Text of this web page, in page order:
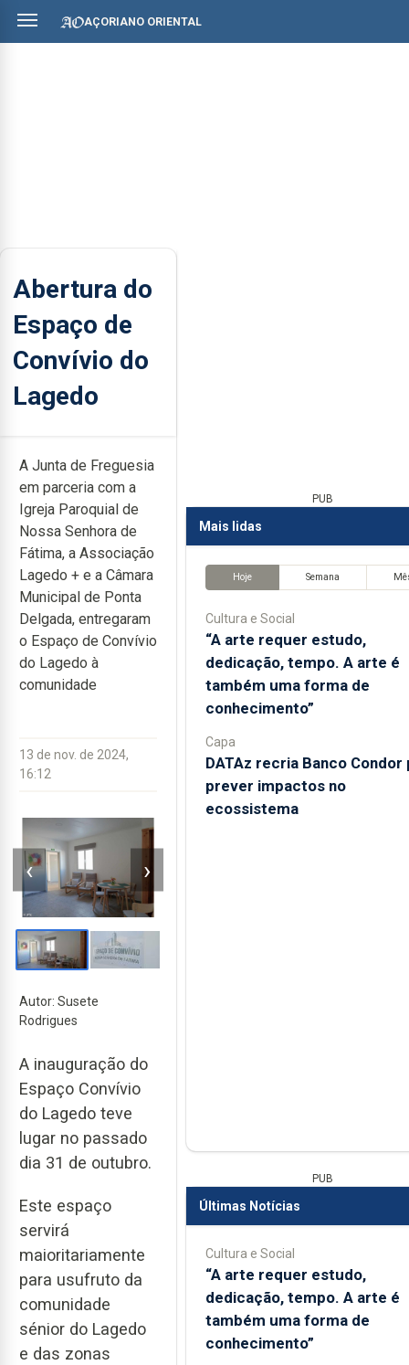
AÇORIANO ORIENTAL
Abertura do
Espaço de
Convívio do
Lagedo
A Junta de Freguesia
em parceria com a
Igreja Paroquial de
Nossa Senhora de
Fátima, a Associação
Lagedo + e a Câmara
Municipal de Ponta
Delgada, entregaram
o Espaço de Convívio
do Lagedo à
comunidade
13 de nov. de 2024,
16:12
‹ ›
Autor: Susete
Rodrigues
A inauguração do
Espaço Convívio
do Lagedo teve
lugar no passado
dia 31 de outubro.
Este espaço
servirá
maioritariamente
para usufruto da
comunidade
sénior do Lagedo
e das zonas
PUB
Mais lidas
Hoje Semana
Cultura e Social
“A arte requer estudo,
dedicação, tempo. A arte é
também uma forma de
conhecimento”
Capa
DATAz recria Banco Condor
prever impactos no
ecossistema
PUB
Últimas Notícias
Cultura e Social
“A arte requer estudo,
dedicação, tempo. A arte é
também uma forma de
conhecimento”